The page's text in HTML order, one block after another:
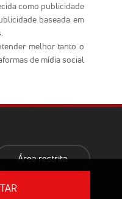
como publicidade
baseada em
melhor tanto o
de mídia social
Área restrita